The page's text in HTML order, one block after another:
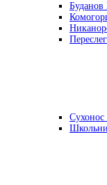
Буданов